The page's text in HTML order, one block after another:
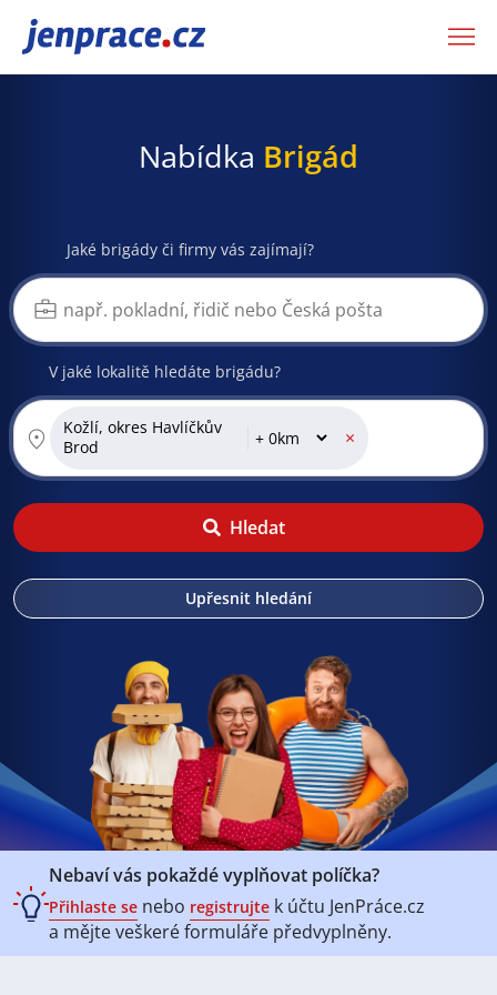
JenPráce.cz
Nabídka Brigád
Jaké brigády či firmy vás zajímají?
V jaké lokalitě hledáte brigádu?
Kožlí, okres Havlíčkův
Brod
×
Hledat
Upřesnit hledání
Nebaví vás pokaždé vyplňovat políčka?
Přihlaste se nebo registrujte k účtu JenPráce.cz
a mějte veškeréformuláře předvyplněny.